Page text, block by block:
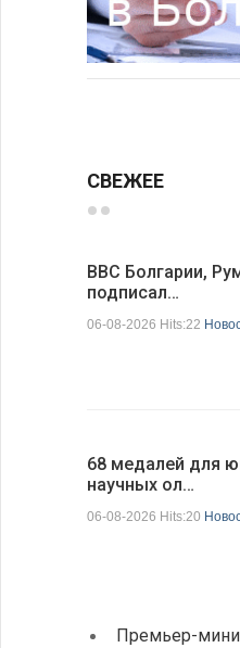
СВЕЖЕЕ
ВВС Болгарии,
подписал…
06-08-2026 Hits:22
68 медалей для
научных ол…
06-08-2026 Hits:20
Премьер-